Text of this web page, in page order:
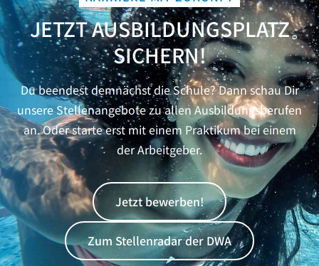
JETZT AUSBILDUNGSPLATZ
SICHERN!
Du beendest demnächst die Schule? Dann schau Dir
unsere Stellenangebote zu allen Ausbildungsberufen
an. Oder starte erst mit einem Praktikum bei einem
der Arbeitgeber.
Jetzt bewerben!
Zum Stellenradar der DWA